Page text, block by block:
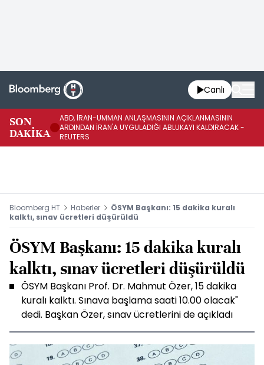
Canlı
SON
DAKİKA
ABD, İRAN-UMMAN ANLAŞMASININ AÇIKLANMASININ
ARDINDAN İRAN'A UYGULADIĞI ABLUKAYI KALDIRACAK -
REUTERS
Bloomberg HT Haberler
ÖSYM Başkanı: 15 dakika kuralı
kalktı, sınav ücretleri düşürüldü
ÖSYM Başkanı: 15 dakika kuralı
kalktı, sınav ücretleri düşürüldü
ÖSYM Başkanı Prof. Dr. Mahmut Özer, 15 dakika
kuralı kalktı. Sınava başlama saati 10.00 olacak"
dedi. Başkan Özer, sınav ücretlerini de açıkladı